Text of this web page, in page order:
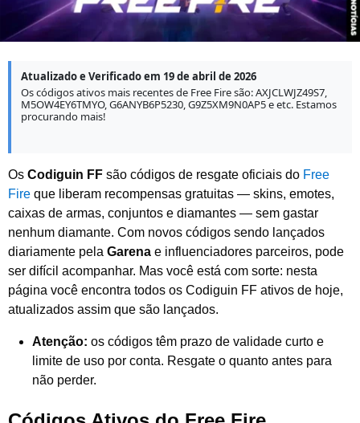
Atualizado e Verificado em 19 de abril de 2026
Os códigos ativos mais recentes de Free Fire são: AXJCLWJZ49S7,
M5OW4EY6TMYO, G6ANYB6P5230, G9Z5XM9N0AP5 e etc. Estamos
procurando mais!
Os Codiguin FF são códigos de resgate oficiais do Free
Fire que liberam recompensas gratuitas — skins, emotes,
caixas de armas, conjuntos e diamantes — sem gastar
nenhum diamante. Com novos códigos sendo lançados
diariamente pela Garena e influenciadores parceiros, pode
ser difícil acompanhar. Mas você está com sorte: nesta
página você encontra todos os Codiguin FF ativos de hoje,
atualizados assim que são lançados.
Atenção: os códigos têm prazo de validade curto e
limite de uso por conta. Resgate o quanto antes para
não perder.